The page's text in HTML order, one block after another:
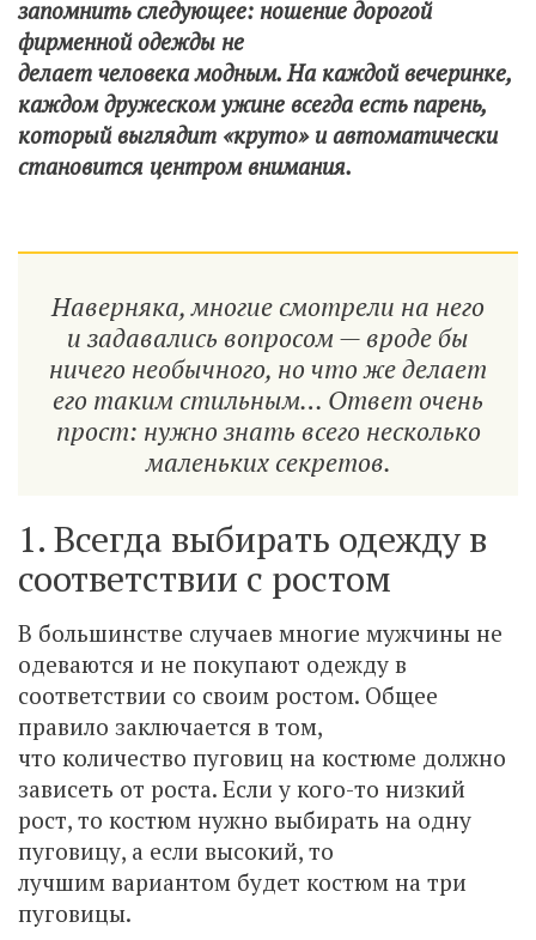
запомнить следующее: ношение дорогой
фирменной одежды не
делает человека модным. На каждой вечеринке,
каждом дружеском ужине всегда есть парень,
который выглядит «круто» и автоматически
становится центром внимания.
Наверняка, многие смотрели на него
и задавались вопросом — вроде бы
ничего необычного, но что же делает
его таким стильным… Ответ очень
прост: нужно знать всего несколько
маленьких секретов.
1. Всегда выбирать одежду в
соответствии с ростом
В большинстве случаев многие мужчины не
одеваются и не покупают одежду в
соответствии со своим ростом. Общее
правило заключается в том,
что количество пуговиц на костюме должно
зависеть от роста. Если у кого-то низкий
рост, то костюм нужно выбирать на одну
пуговицу, а если высокий, то
лучшим вариантом будет костюм на три
пуговицы.